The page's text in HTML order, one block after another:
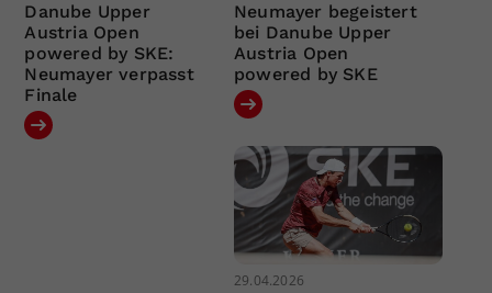
Danube Upper
Austria Open
powered by SKE:
Neumayer verpasst
Finale
Neumayer begeistert
bei Danube Upper
Austria Open
powered by SKE
29.04.2026